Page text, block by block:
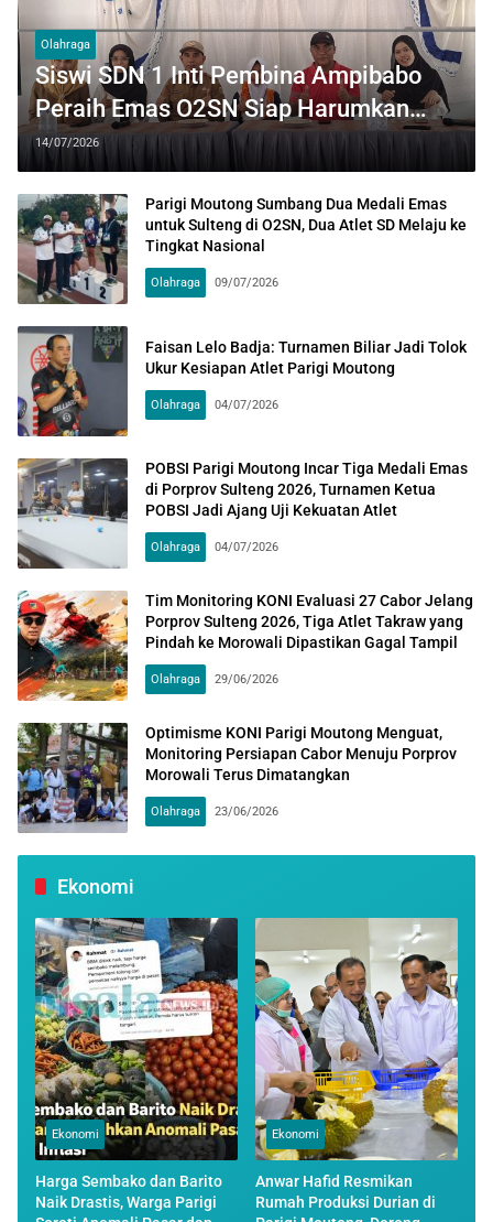
Olahraga
Siswi SDN 1 Inti Pembina Ampibabo
Peraih Emas O2SN Siap Harumkan
Sulteng di Tingkat Nasional
14/07/2026
Parigi Moutong Sumbang Dua Medali Emas
untuk Sulteng di O2SN, Dua Atlet SD Melaju ke
Tingkat Nasional
Olahraga 09/07/2026
Faisan Lelo Badja: Turnamen Biliar Jadi Tolok
Ukur Kesiapan Atlet Parigi Moutong
Olahraga 04/07/2026
POBSI Parigi Moutong Incar Tiga Medali Emas
di Porprov Sulteng 2026, Turnamen Ketua
POBSI Jadi Ajang Uji Kekuatan Atlet
Olahraga 04/07/2026
Tim Monitoring KONI Evaluasi 27 Cabor Jelang
Porprov Sulteng 2026, Tiga Atlet Takraw yang
Pindah ke Morowali Dipastikan Gagal Tampil
Olahraga 29/06/2026
Optimisme KONI Parigi Moutong Menguat,
Monitoring Persiapan Cabor Menuju Porprov
Morowali Terus Dimatangkan
Olahraga 23/06/2026
Ekonomi
Ekonomi
Harga Sembako dan Barito
Naik Drastis, Warga Parigi
Ekonomi
Anwar Hafid Resmikan
Rumah Produksi Durian di